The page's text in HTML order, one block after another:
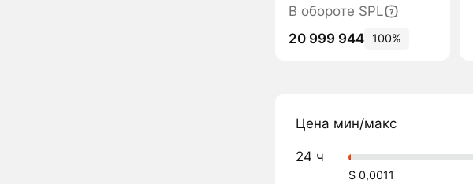
В обороте SPL
20 999 944
100%
Цена мин/макс
24 ч
$ 0,0011